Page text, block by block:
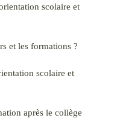
scolaire et
et les formations ?
scolaire et
après le collège